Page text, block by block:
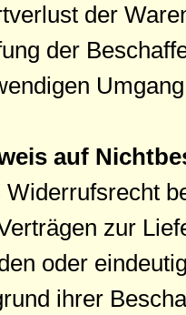
der
der
auf
Widerrufsrecht
zur
oder
ihrer